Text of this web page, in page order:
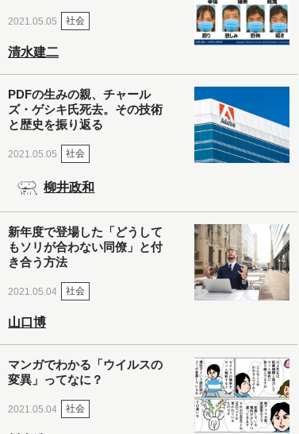
2021.05.05 社会
清水建二
PDFの生みの親、チャール
ズ・ゲシキ氏死去。その技術
と歴史を振り返る
2021.05.05 社会
柳井政和
新年度で登場した「どうして
もソリが合わない同僚」と付
き合う方法
2021.05.04 社会
山口博
マンガでわかる「ウイルスの
変異」ってなに？
2021.05.04 社会